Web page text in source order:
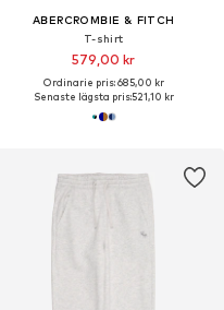
ABERCROMBIE & FITCH
T-shirt
579,00 kr
Ordinarie pris: 685,00 kr
Senaste lägsta pris:521,10 kr